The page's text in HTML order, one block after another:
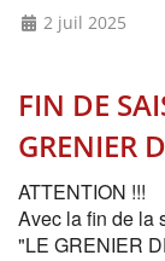
2 juil 2025
FIN DE
GRENIER
ATTENTION !!!
Avec la fin de la
"LE GRENIER